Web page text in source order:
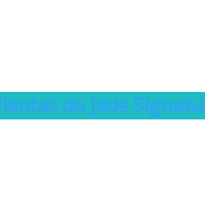
do Jade